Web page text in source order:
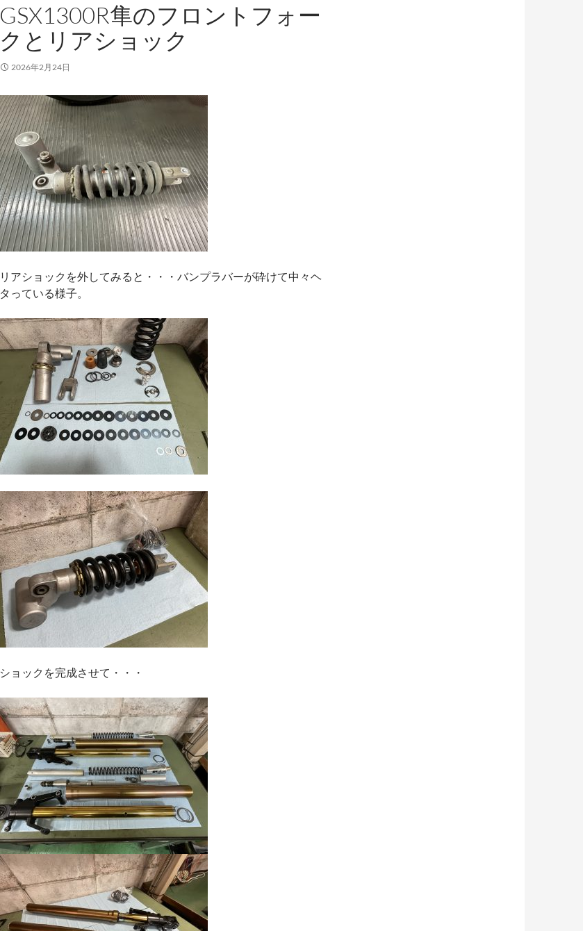
GSX1300R隼のフロントフォー
クとリアショック
2026年2月24日
リアショックを外してみると・・・バンプラバーが砕けて中々ヘ
タっている様子。
ショックを完成させて・・・